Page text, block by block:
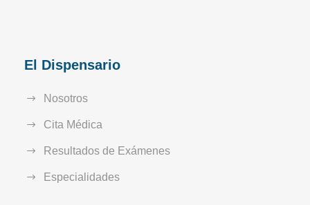
El Dispensario
Nosotros
Cita Médica
Resultados de Exámenes
Especialidades